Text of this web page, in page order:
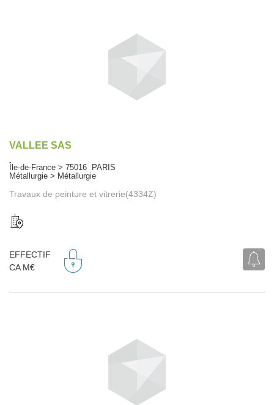
VALLEE SAS
Île-de-France > 75016 PARIS
Métallurgie > Métallurgie
Travaux de peinture et vitrerie(4334Z)
EFFECTIF
CA M€